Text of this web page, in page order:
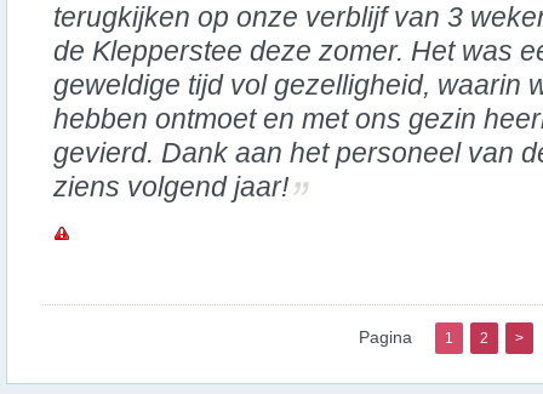
terugkijken op onze verblijf van 3
de Klepperstee deze zomer. Het was
geweldige tijd vol gezelligheid, waarin
hebben ontmoet en met ons gezin
gevierd. Dank aan het personeel van
ziens volgend jaar!
Pagina 1 2 >